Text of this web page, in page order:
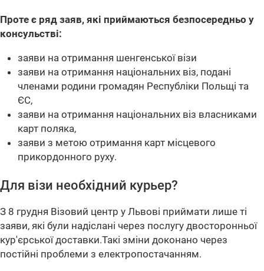
Проте є ряд заяв, які приймаються безпосередньо у
консульстві:
заяви на отримання шенгенської візи
заяви на отримання національних віз, подані
членами родини громадян Республіки Польщі та
ЄС,
заяви на отримання національних віз власниками
карт поляка,
заяви з метою отримання карт місцевого
прикордонного руху.
Для візи необхідний курьер?
З 8 грудня Візовий центр у Львові приймати лише ті
заяви, які були надіслані через послугу двосторонньої
кур'єрської доставки.Такі зміни доконано через
постійні проблеми з електропостачанням.